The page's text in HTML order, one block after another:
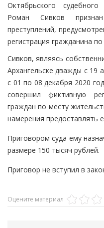
Октябрьского
Роман Сивков
преступлений,
регистрация гражданина
Сивков, являясь
Архангельске дважды с 19
с 01 по 08 декабря 2020
совершил фиктивную
граждан по месту
намерения предоставлять
Приговором суда ему
размере 150 тысяч рублей.
Приговор не вступил в
Оцените материал